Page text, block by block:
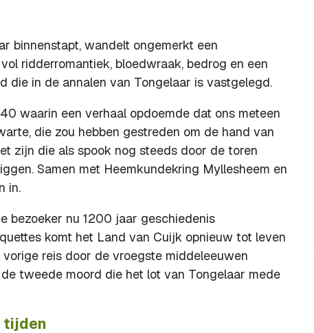
binnenstapt, wandelt ongemerkt een
ridderromantiek, bloedwraak, bedrog en een
die in de annalen van Tongelaar is vastgelegd.
waarin een verhaal opdoemde dat ons meteen
die zou hebben gestreden om de hand van
zijn die als spook nog steeds door de toren
Samen met Heemkundekring Myllesheem en
in.
bezoeker nu 1200 jaar geschiedenis
komt het Land van Cuijk opnieuw tot leven
reis door de vroegste middeleeuwen
tweede moord die het lot van Tongelaar mede
tijden